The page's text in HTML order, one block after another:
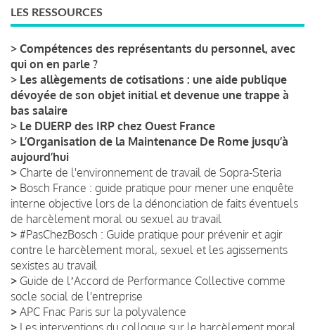
LES RESSOURCES
> Compétences des représentants du personnel, avec
qui on en parle ?
> Les allègements de cotisations : une aide publique
dévoyée de son objet initial et devenue une trappe à
bas salaire
> Le DUERP des IRP chez Ouest France
> L’Organisation de la Maintenance De Rome jusqu’à
aujourd’hui
> Charte de l'environnement de travail de Sopra-Steria
> Bosch France : guide pratique pour mener une enquête
interne objective lors de la dénonciation de faits éventuels
de harcèlement moral ou sexuel au travail
> #PasChezBosch : Guide pratique pour prévenir et agir
contre le harcèlement moral, sexuel et les agissements
sexistes au travail
> Guide de lʼAccord de Performance Collective comme
socle social de l'entreprise
> APC Fnac Paris sur la polyvalence
> Les interventions du colloque sur le harcèlement moral